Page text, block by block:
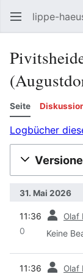
lippe-
Seite
Logbücher
31. Mai 2026
11:36 Olaf
0 Keine
11:36 Olaf